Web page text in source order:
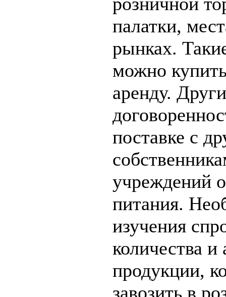
палатки,
рынках.
можно
аренду.
поставке с
учреждений
питания.
изучения
количества и
продукции,
завозить в